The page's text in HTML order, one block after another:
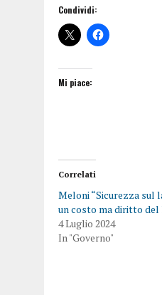
Condividi:
Mi piace:
Correlati
Meloni “Sicurezza sul
un costo ma diritto del
4 Luglio 2024
In "Governo"